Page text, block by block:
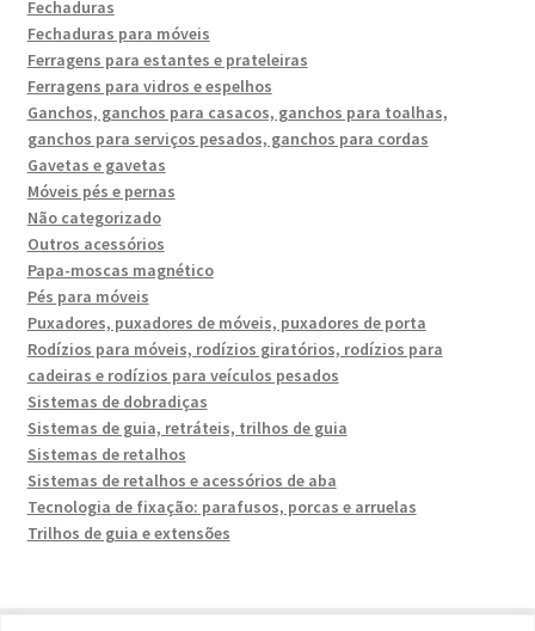
Fechaduras
Fechaduras para móveis
Ferragens para estantes e prateleiras
Ferragens para vidros e espelhos
Ganchos, ganchos para casacos, ganchos para toalhas,
ganchos para serviços pesados, ganchos para cordas
Gavetas e gavetas
Móveis pés e pernas
Não categorizado
Outros acessórios
Papa-moscas magnético
Pés para móveis
Puxadores, puxadores de móveis, puxadores de porta
Rodízios para móveis, rodízios giratórios, rodízios para
cadeiras e rodízios para veículos pesados
Sistemas de dobradiças
Sistemas de guia, retráteis, trilhos de guia
Sistemas de retalhos
Sistemas de retalhos e acessórios de aba
Tecnologia de fixação: parafusos, porcas e arruelas
Trilhos de guia e extensões